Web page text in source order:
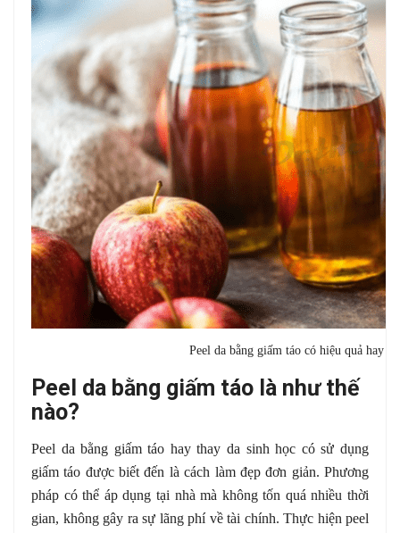
Peel da bằng giấm táo có hiệu quả hay
Peel da bằng giấm táo là như thế
nào?
Peel da bằng giấm táo hay thay da sinh học có sử dụng
giấm táo được biết đến là cách làm đẹp đơn giản. Phương
pháp có thể áp dụng tại nhà mà không tốn quá nhiều thời
gian, không gây ra sự lãng phí về tài chính. Thực hiện peel